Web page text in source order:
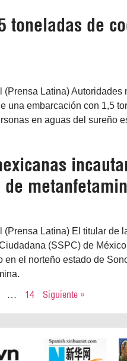
toneladas de
Latina) Autoridades
una embarcación con 1,5
en aguas del sureño
(Prensa Latina) El titular de
(SSPC) de
en el norteño estado de
… 14 Siguiente »